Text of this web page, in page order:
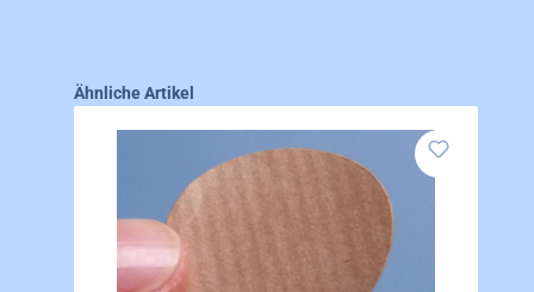
Produktgalerie überspringen
Ähnliche Artikel